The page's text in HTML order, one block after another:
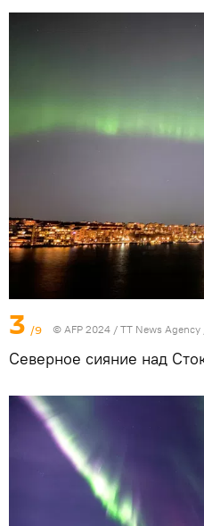
3 /9 © AFP 2024 / TT News
Северное сияние над